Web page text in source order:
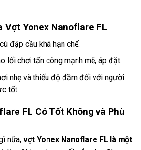
Vợt Yonex Nanoflare FL
đập cầu khá hạn chế.
lối chơi tấn công mạnh mẽ, áp đặt.
nhẹ và thiếu độ đầm đối với người
tốt.
FL Có Tốt Không và Phù
nữa, vợt Yonex Nanoflare FL là một